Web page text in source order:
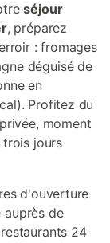
séjour
, préparez
: fromages
déguisé de
en
Profitez du
moment
jours
d'ouverture
de
24